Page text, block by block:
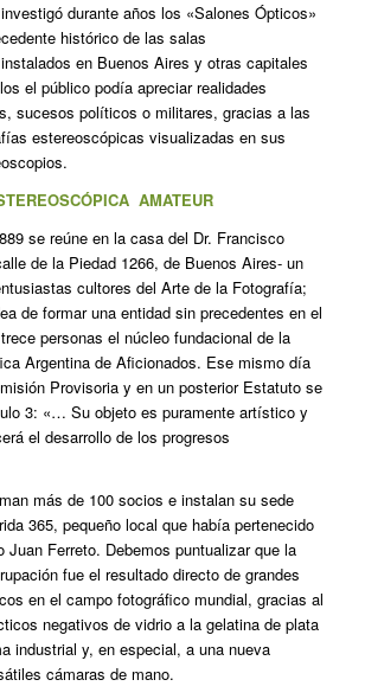
durante años los «Salones Ópticos»
histórico de las salas
en Buenos Aires y otras capitales
el público podía apreciar realidades
sucesos políticos o militares, gracias a las
estereoscópicas visualizadas en sus
AMATEUR
se reúne en la casa del Dr. Francisco
de la Piedad 1266, de Buenos Aires‑ un
cultores del Arte de la Fotografía;
de formar una entidad sin precedentes en el
personas el núcleo fundacional de la
Argentina de Aficionados. Ese mismo día
Provisoria y en un posterior Estatuto se
3: «… Su objeto es puramente artístico y
el desarrollo de los progresos
más de 100 socios e instalan su sede
365, pequeño local que había pertenecido
Juan Ferreto. Debemos puntualizar que la
fue el resultado directo de grandes
en el campo fotográfico mundial, gracias al
negativos de vidrio a la gelatina de plata
industrial y, en especial, a una nueva
cámaras de mano.